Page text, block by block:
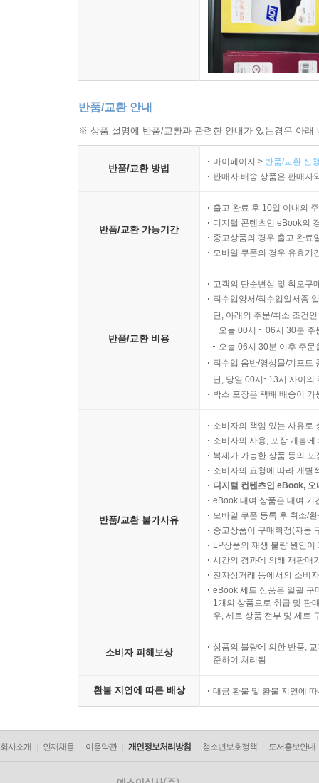
반품/교환 안내
※ 상품 설명에 반품/교환과 관련한 안내가 있는경우 아
반품/교환 방법
마이페이지 > 반품/교환 신
판매자 배송 상품은 판매자
반품/교환 가능기간
출고 완료 후 10일 이내의
디지털 콘텐츠인 eBook의
중고상품의 경우 출고 완료
모바일 쿠폰의 경우 유효기
반품/교환 비용
고객의 단순변심 및 착오구
직수입양서/직수입일서중
단, 아래의 주문/취소 조건
오늘 00시 ~ 06시 30분
오늘 06시 30분 이후 주
직수입 음반/영상물/기프트
단, 당일 00시~13시 사이의
박스 포장은 택배 배송이
반품/교환 불가사유
소비자의 책임 있는 사유로
소비자의 사용, 포장 개봉
복제가 가능한 상품 등의
소비자의 요청에 따라 개별
디지털 컨텐츠인 eBook,
eBook 대여 상품은 대여 기
모바일 쿠폰 등록 후 취소/
중고상품이 구매확정(자동
LP상품의 재생 불량 원인
시간의 경과에 의해 재판매
전자상거래 등에서의 소비
eBook 세트 상품은 일괄 구
1개의 상품으로 취급 및 판
우, 세트 상품 전부 및 세트
소비자 피해보상
상품의 불량에 의한 반품,
준하여 처리됨
환불 지연에 따른 배상 대금 환불 및 환불 지연에
회사소개 인재채용 이용약관 개인정보처리방침 청소년보호정책 도서홍보안내